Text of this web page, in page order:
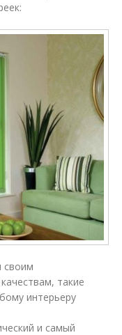
своим
такие
интерьеру
и самый